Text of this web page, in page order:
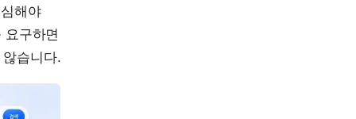
해야
요구하면
습니다.